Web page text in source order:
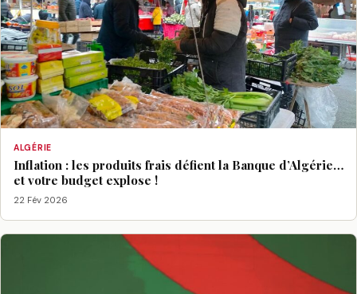
ALGÉRIE
Inflation : les produits frais défient la Banque d’Algérie…
et votre budget explose !
22 Fév 2026